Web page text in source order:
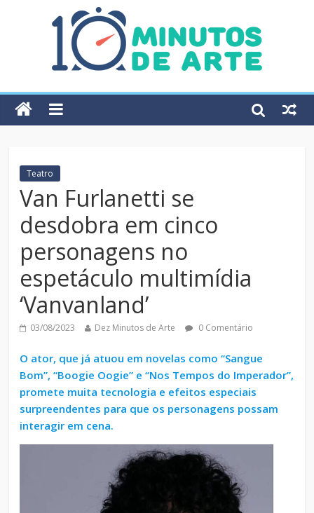
Teatro
Van Furlanetti se
desdobra em cinco
personagens no
espetáculo multimídia
‘Vanvanland’
03/08/2023 Dez Minutos de Arte 0 Comentário
O ator, que já atuou em novelas como “Sangue
Bom”, “Boogie Oogie” e “Nos Tempos do Imperador”,
promete muita tecnologia e efeitos especiais
surpreendentes para que os personagens possam
interagir em cena.